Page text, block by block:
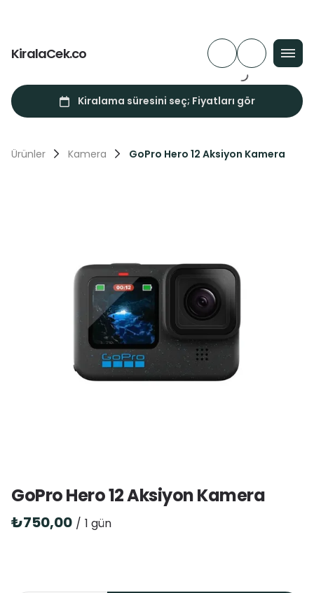
KiralaCek.co
Ürünler Kamera GoPro Hero 12 Aksiyon Kamera
GoPro Hero 12 Aksiyon Kamera
/